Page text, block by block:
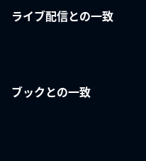
ライブ配信との一致
ブックとの一致